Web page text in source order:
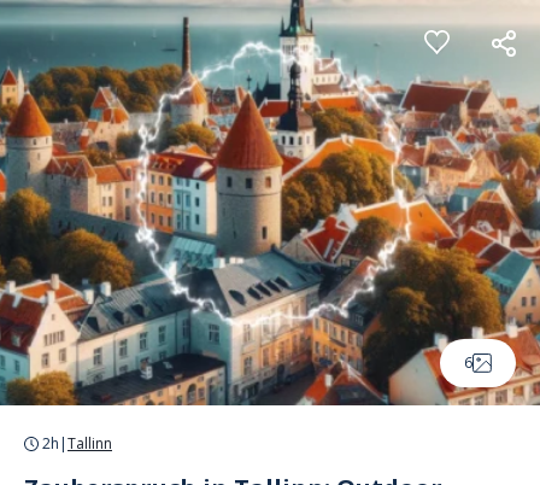
Cookie-Einstellungen
6
2h |Tallinn